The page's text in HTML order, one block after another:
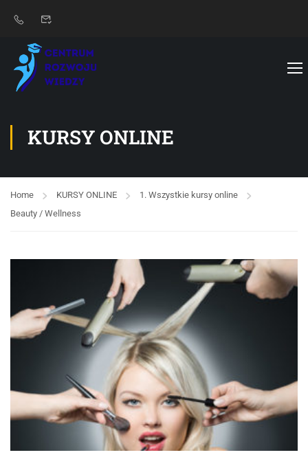
KURSY ONLINE
Home KURSY ONLINE
1. Wszystkie kursy online
Beauty / Wellness